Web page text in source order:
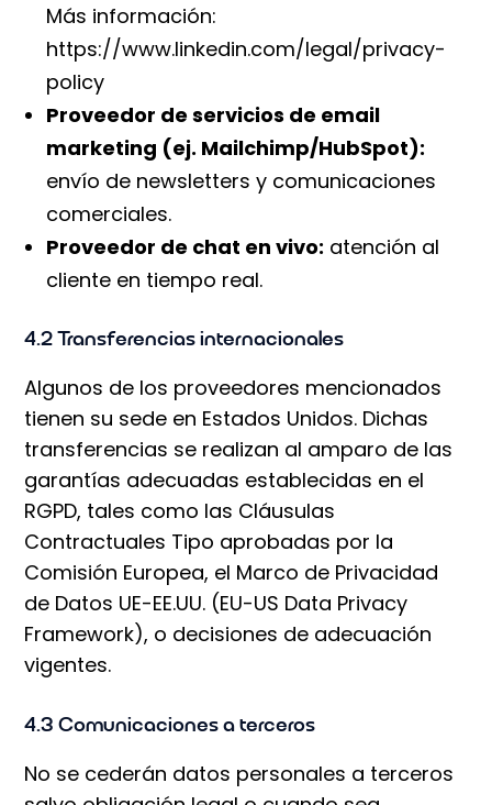
Más información:
https://www.linkedin.com/legal/privacy-
policy
Proveedor de servicios de email
marketing (ej. Mailchimp/HubSpot):
envío de newsletters y comunicaciones
comerciales.
Proveedor de chat en vivo: atención al
cliente en tiempo real.
4.2 Transferencias internacionales
Algunos de los proveedores mencionados
tienen su sede en Estados Unidos. Dichas
transferencias se realizan al amparo de las
garantías adecuadas establecidas en el
RGPD, tales como las Cláusulas
Contractuales Tipo aprobadas por la
Comisión Europea, el Marco de Privacidad
de Datos UE-EE.UU. (EU-US Data Privacy
Framework), o decisiones de adecuación
vigentes.
4.3 Comunicaciones a terceros
No se cederán datos personales a terceros